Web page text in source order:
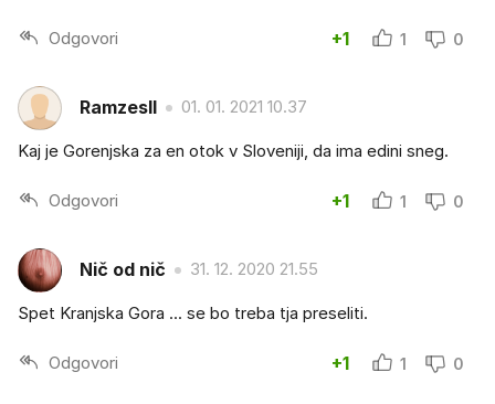
Odgovori +1 1 0
RamzesII 01. 01. 2021 10.37
Kaj je Gorenjska za en otok v Sloveniji, da ima edini sneg.
Odgovori +1 1 0
Nič od nič 31. 12. 2020 21.55
Spet Kranjska Gora ... se bo treba tja preseliti.
Odgovori +1 1 0